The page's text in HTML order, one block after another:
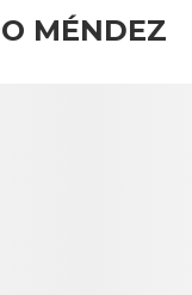
MÉNDEZ